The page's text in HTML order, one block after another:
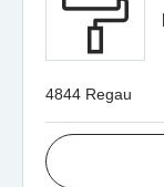
4844 Regau